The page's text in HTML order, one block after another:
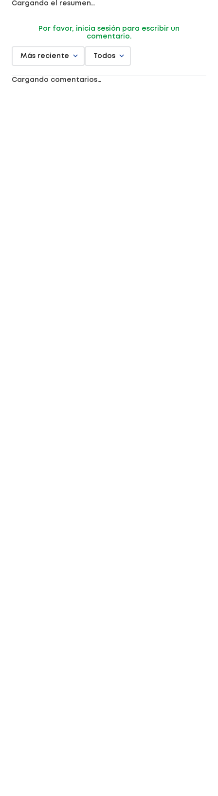
Cargando el resumen…
Por favor, inicia sesión para escribir un
comentario.
Más reciente Todos
Cargando comentarios…